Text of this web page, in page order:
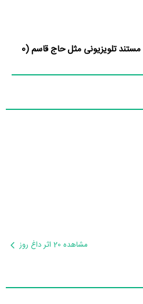
مستند تلویزیونی مثل حاج قاسم (0
مشاهده 20 اثر داغ روز